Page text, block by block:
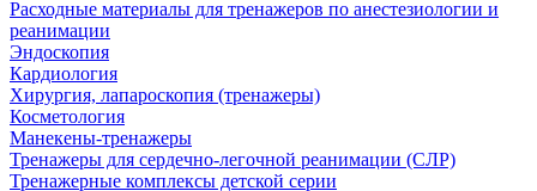
Расходные материалы для тренажеров по анестезиологии и
реанимации
Эндоскопия
Кардиология
Хирургия, лапароскопия (тренажеры)
Косметология
Манекены-тренажеры
Тренажеры для сердечно-легочной реанимации (СЛР)
Тренажерные комплексы детской серии